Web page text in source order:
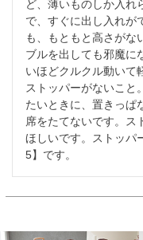
ど、薄いものしか入れ
で、すぐに出し入れが
も、もともと高さがな
ブルを出しても邪魔に
いほどクルクル動いて
ストッパーがないこと
たいときに、置きっぱ
席をたてないです。ス
ほしいです。ストッパ
5】です。